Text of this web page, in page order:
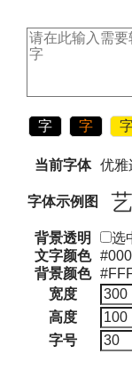
字 字
当前字体 优雅
字体示例图
背景透明
选
文字颜色
背景颜色
宽度
高度
字号